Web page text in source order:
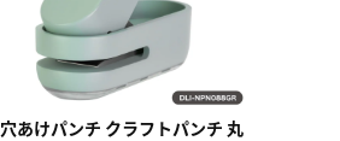
順）
価格（安い順）
価格（高い順）
穴あけパンチ クラフトパンチ 丸